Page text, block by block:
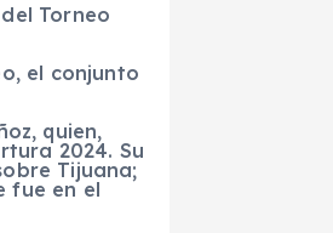
Torneo
el conjunto
quien,
2024. Su
Tijuana;
fue en el